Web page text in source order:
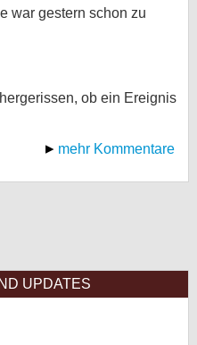
war gestern schon zu
ob ein Ereignis
mehr Kommentare
UPDATES